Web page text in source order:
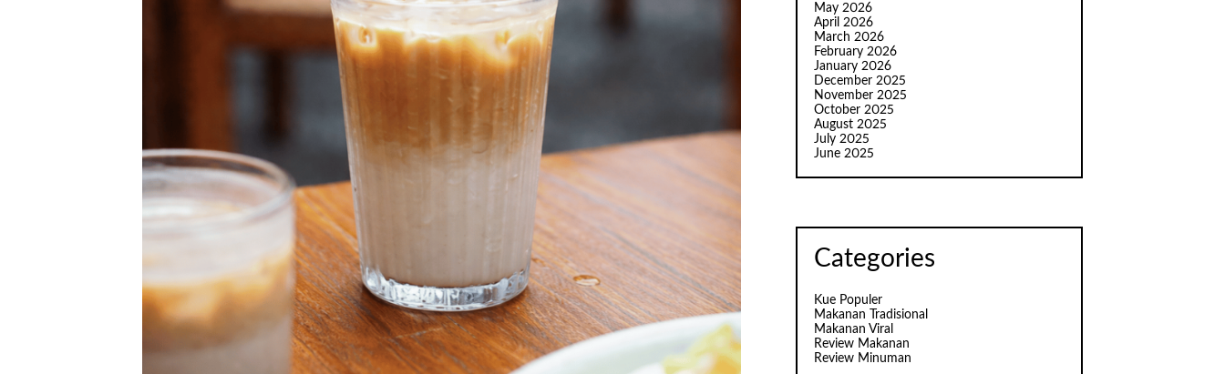
May 2026
April 2026
March 2026
February 2026
January 2026
December 2025
November 2025
October 2025
August 2025
July 2025
June 2025
Categories
Kue Populer
Makanan Tradisional
Makanan Viral
Review Makanan
Review Minuman